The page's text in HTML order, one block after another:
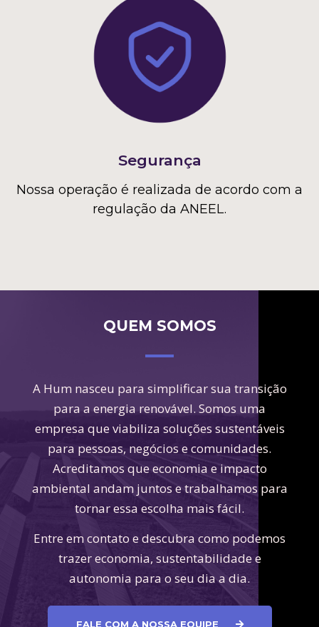
Segurança
Nossa operação é realizada de acordo com a
regulação da ANEEL.
QUEM SOMOS
A Hum nasceu para simplificar sua transição
para a energia renovável. Somos uma
empresa que viabiliza soluções sustentáveis
para pessoas, negócios e comunidades.
Acreditamos que economia e impacto
ambiental andam juntos e trabalhamos para
tornar essa escolha mais fácil.
Entre em contato e descubra como podemos
trazer economia, sustentabilidade e
autonomia para o seu dia a dia.
FALE COM A NOSSA EQUIPE